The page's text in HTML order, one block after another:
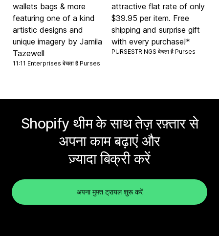
wallets bags & more
featuring one of a kind
artistic designs and
unique imagery by Jamila
Tazewell
11:11 Enterprises बेचता है Purses
attractive flat rate of only
$39.95 per item. Free
shipping and surprise gift
with every purchase!*
PURSESTRINGS बेचता है Purses
Shopify थीम के साथ तेज़ रफ़्तार से
अपना काम बढ़ाएं और
ज़्यादा बिक्री करें
अपना मुफ़्त ट्रायल शुरू करें